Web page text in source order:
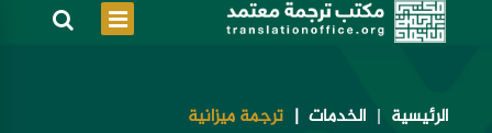
الرئيسية الخدمات ترجمة ميزانية